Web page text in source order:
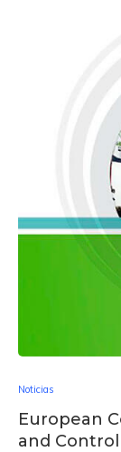
Noticias
European
and